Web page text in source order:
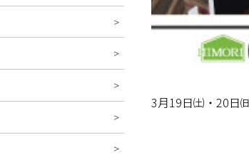
3月19日㈯・20日